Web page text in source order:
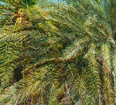
FR
DE
RU
Chi
siamo
dove
cercare
Provincia
Comune